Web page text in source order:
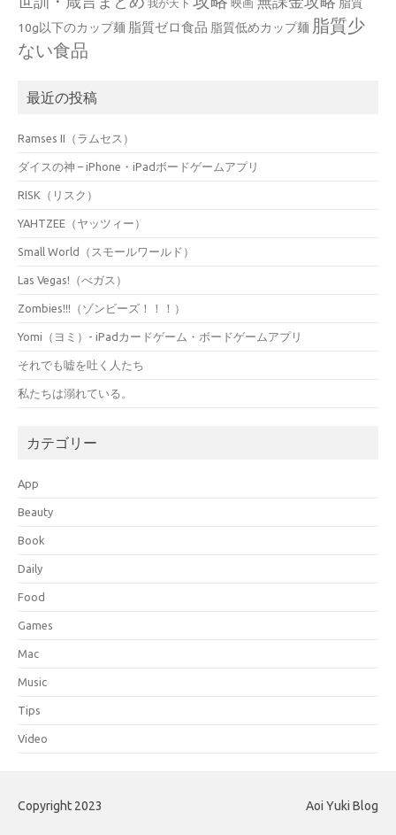
我が天下
10g以下のカップ麺 脂質ゼロ食品 脂質低めカップ麺 脂質少
ない食品
最近の投稿
Ramses II（ラムセス）
ダイスの神 – iPhone・iPadボードゲームアプリ
RISK（リスク）
YAHTZEE（ヤッツィー）
Small World（スモールワールド）
Las Vegas!（べガス）
Zombies!!!（ゾンビーズ！！！）
Yomi（ヨミ）- iPadカードゲーム・ボードゲームアプリ
それでも嘘を吐く人たち
私たちは溺れている。
カテゴリー
App
Beauty
Book
Daily
Food
Games
Mac
Music
Tips
Video
Copyright 2023 Aoi Yuki Blog